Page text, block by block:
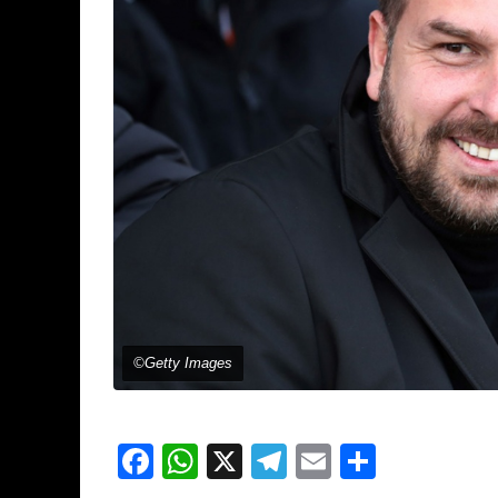
©Getty Images
Facebook
WhatsApp
X Telegram
Email